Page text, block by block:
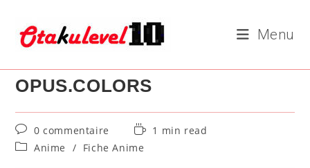
content
Menu
OPUS.COLORS
Commentaires
de
la
0 commentaire
Temps
lecture :
1 min read
PostAnime / Fiche Anime